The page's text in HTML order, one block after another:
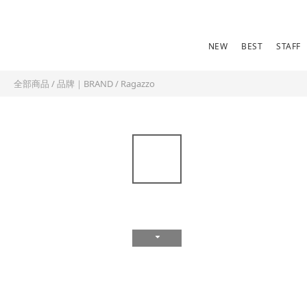
NEW BEST STAFF
全部商品 /品牌｜BRAND/ Ragazzo